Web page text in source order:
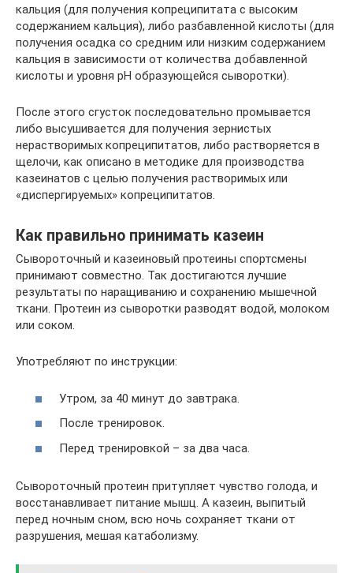
кальция (для получения копреципитата с высоким
содержанием кальция), либо разбавленной кислоты (для
получения осадка со средним или низким содержанием
кальция в зависимости от количества добавленной
кислоты и уровня рН образующейся сыворотки).
После этого сгусток последовательно промывается
либо высушивается для получения зернистых
нерастворимых копреципитатов, либо растворяется в
щелочи, как описано в методике для производства
казеинатов с целью получения растворимых или
«диспергируемых» копреципитатов.
Как правильно принимать казеин
Сывороточный и казеиновый протеины спортсмены
принимают совместно. Так достигаются лучшие
результаты по наращиванию и сохранению мышечной
ткани. Протеин из сыворотки разводят водой, молоком
или соком.
Употребляют по инструкции:
Утром, за 40 минут до завтрака.
После тренировок.
Перед тренировкой – за два часа.
Сывороточный протеин притупляет чувство голода, и
восстанавливает питание мышц. А казеин, выпитый
перед ночным сном, всю ночь сохраняет ткани от
разрушения, мешая катаболизму.